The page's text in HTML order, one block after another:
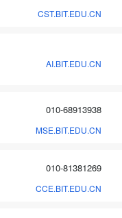
CST.BIT.EDU.CN
AI.BIT.EDU.CN
010-68913938
MSE.BIT.EDU.CN
010-81381269
CCE.BIT.EDU.CN